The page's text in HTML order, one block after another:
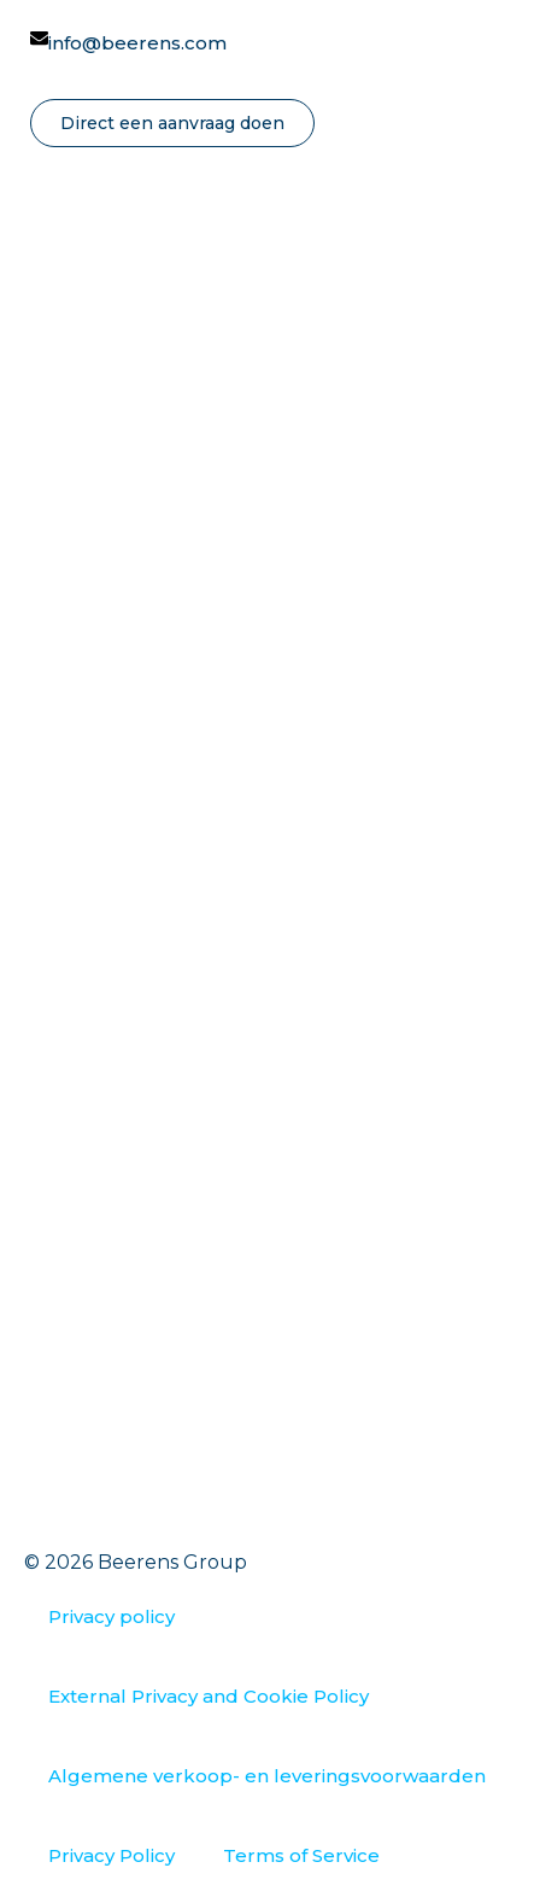
info@beerens.com
Direct een aanvraag doen
© 2026 Beerens Group
Privacy policy
External Privacy and Cookie Policy
Algemene verkoop- en leveringsvoorwaarden
Privacy Policy Terms of Service